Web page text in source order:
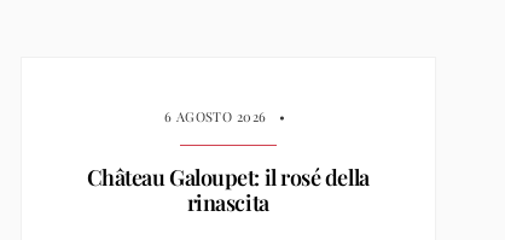
6 AGOSTO 2026 •
Château Galoupet: il rosé della
rinascita